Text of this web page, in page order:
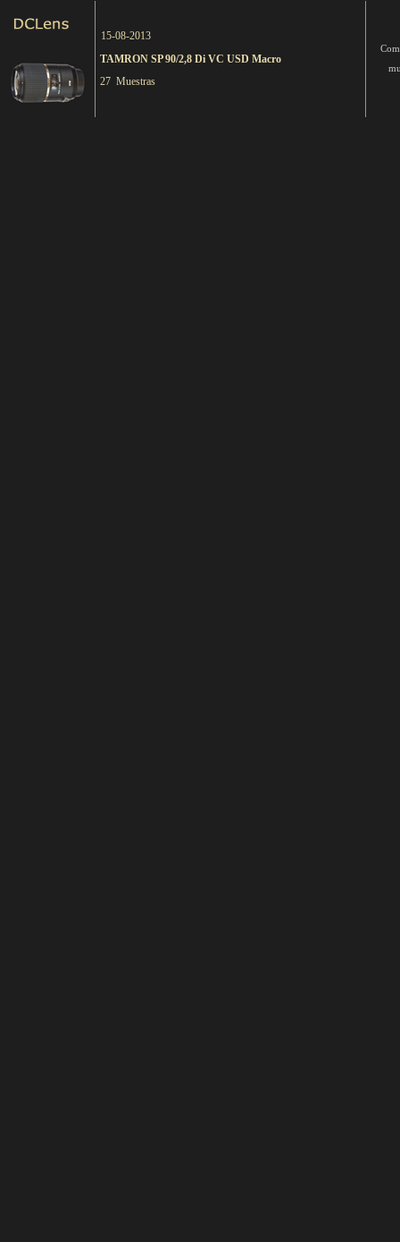
15-08-2013
TAMRON SP 90/2,8 Di VC USD Macro
27 Muestras